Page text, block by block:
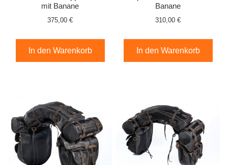
mit Banane
375,00 €
In den Warenkorb
Banane
310,00 €
In den Warenkorb